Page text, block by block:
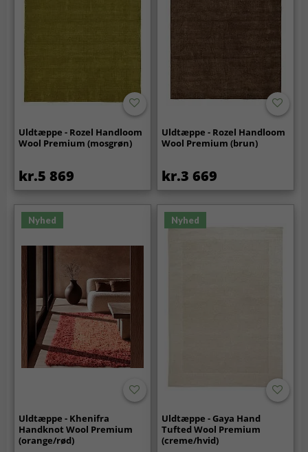
Uldtæppe - Rozel Handloom
Wool Premium (mosgrøn)
kr.5 869
Uldtæppe - Rozel Handloom
Wool Premium (brun)
kr.3 669
Nyhed
Uldtæppe - Khenifra
Handknot Wool Premium
(orange/rød)
Nyhed
Uldtæppe - Gaya Hand
Tufted Wool Premium
(creme/hvid)